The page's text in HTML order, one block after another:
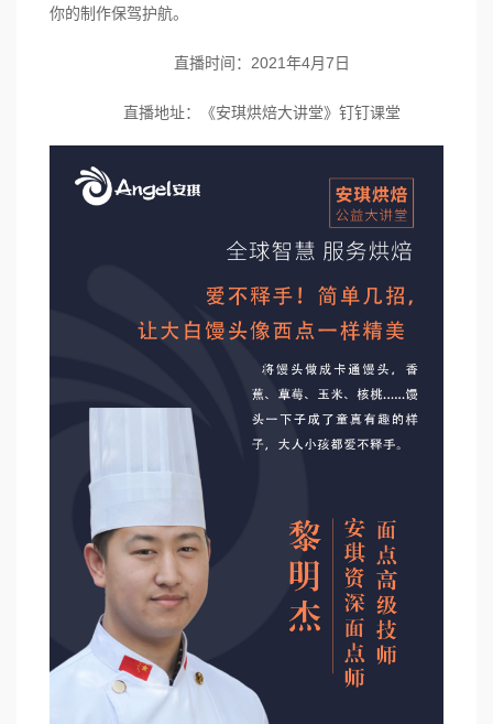
你的制作保驾护航。
直播时间：2021年4月7日
直播地址：《安琪烘焙大讲堂》钉钉课堂